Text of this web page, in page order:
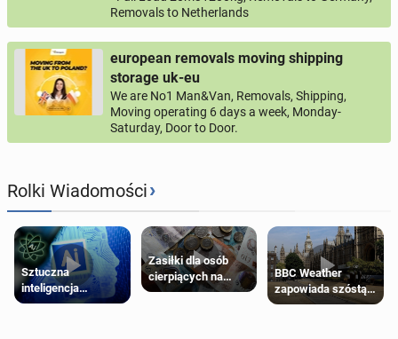
Removals to Netherlands
european removals moving shipping
storage uk-eu
We are No1 Man&Van, Removals, Shipping,
Moving operating 6 days a week, Monday-
Saturday, Door to Door.
Rolki Wiadomości›
Sztuczna
inteligencja
próbowała oszukać
Zasiłki dla osób
cierpiących na
schorzenia
BBC Weather
zapowiada szóstą
falę upałów w